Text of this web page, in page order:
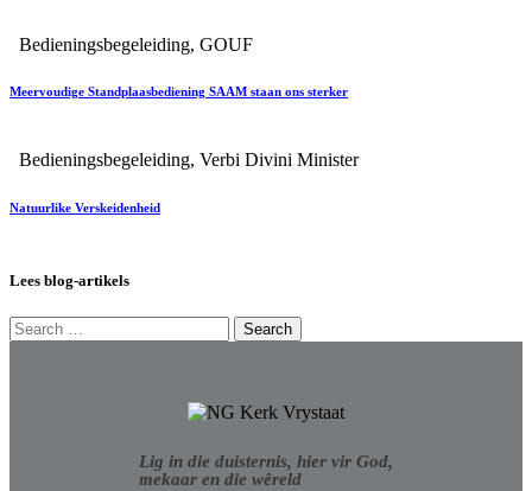
Bedieningsbegeleiding, GOUF
Meervoudige Standplaasbediening SAAM staan ons sterker
Bedieningsbegeleiding, Verbi Divini Minister
Natuurlike Verskeidenheid
Lees blog-artikels
Lig in die duisternis, hier vir God,
mekaar en die wêreld